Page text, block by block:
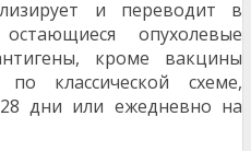
и переводит в
опухолевые
кроме вакцины
классической схеме,
дни или ежедневно на